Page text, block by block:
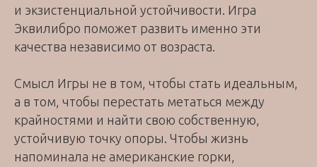
и экзистенциальной устойчивости. Игра
Эквилибро поможет развить именно эти
качества независимо от возраста.
Cмысл Игры не в том, чтобы стать идеальным,
а в том, чтобы перестать метаться между
крайностями и найти свою собственную,
устойчивую точку опоры. Чтобы жизнь
напоминала не американские горки,